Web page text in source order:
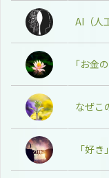
AI（人
｢お金
なぜこ
「好